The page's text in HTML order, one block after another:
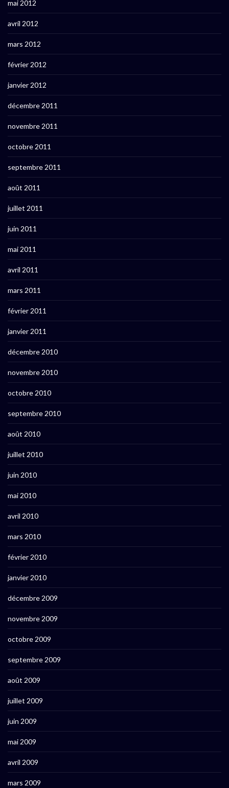
mai 2012
avril 2012
mars 2012
février 2012
janvier 2012
décembre 2011
novembre 2011
octobre 2011
septembre 2011
août 2011
juillet 2011
juin 2011
mai 2011
avril 2011
mars 2011
février 2011
janvier 2011
décembre 2010
novembre 2010
octobre 2010
septembre 2010
août 2010
juillet 2010
juin 2010
mai 2010
avril 2010
mars 2010
février 2010
janvier 2010
décembre 2009
novembre 2009
octobre 2009
septembre 2009
août 2009
juillet 2009
juin 2009
mai 2009
avril 2009
mars 2009